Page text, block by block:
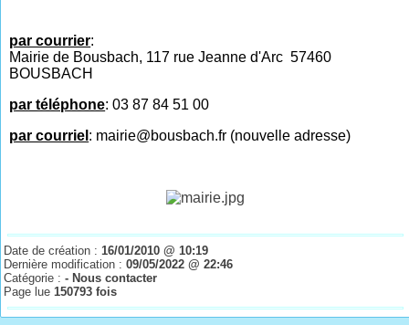
par courrier:
Mairie de Bousbach, 117 rue Jeanne d'Arc 57460
BOUSBACH
par téléphone: 03 87 84 51 00
par courriel : mairie@bousbach.fr (nouvelle adresse)
Date de création :16/01/2010 @ 10:19
Dernière modification :09/05/2022 @ 22:46
Catégorie :- Nous contacter
Page lue150793 fois